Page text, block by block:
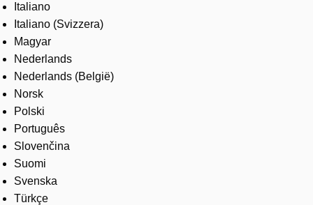
Italiano
Italiano (Svizzera)
Magyar
Nederlands
Nederlands (België)
Norsk
Polski
Português
Slovenčina
Suomi
Svenska
Türkçe